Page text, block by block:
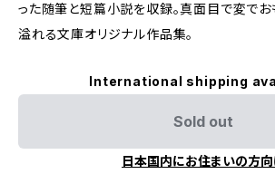
った随筆と短篇小説を収録。真面目で変でお
溢れる文庫オリジナル作品集。
International shipping
Sold out
日本国内にお住まいの方